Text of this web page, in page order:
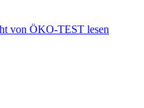
von ÖKO-TEST lesen